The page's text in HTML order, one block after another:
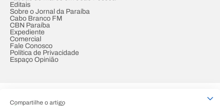
Compartilhe o artigo
Editais
Sobre o Jornal da Paraíba
Cabo Branco FM
CBN Paraíba
Expediente
Comercial
Fale Conosco
Política de Privacidade
Espaço Opinião